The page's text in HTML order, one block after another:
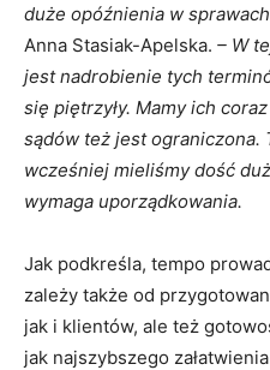
duże opóźnienia w
Anna Stasiak-Apelska. – W
jest nadrobienie tych
się piętrzyły. Mamy ich
sądów też jest ograniczona.
wcześniej mieliśmy dość
wymaga uporządkowania.
Jak podkreśla, tempo
zależy także od
jak i klientów, ale też
jak najszybszego